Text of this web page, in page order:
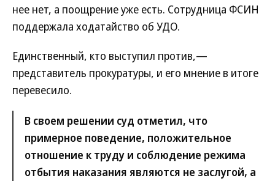
нее нет, а поощрение уже есть. Сотрудница ФСИН
поддержала ходатайство об УДО.
Единственный, кто выступил против,—
представитель прокуратуры, и его мнение в итоге
перевесило.
В своем решении суд отметил, что
примерное поведение, положительное
отношение к труду и соблюдение режима
отбытия наказания являются не заслугой, а